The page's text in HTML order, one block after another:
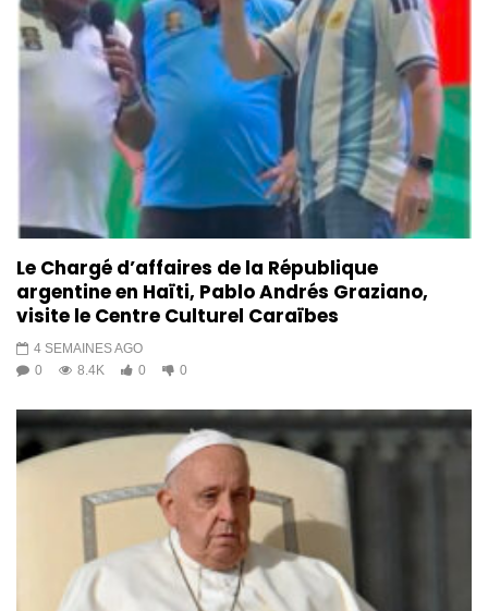
Le Chargé d’affaires de la République
argentine en Haïti, Pablo Andrés Graziano,
visite le Centre Culturel Caraïbes
4 SEMAINES AGO
0
8.4K 0 0